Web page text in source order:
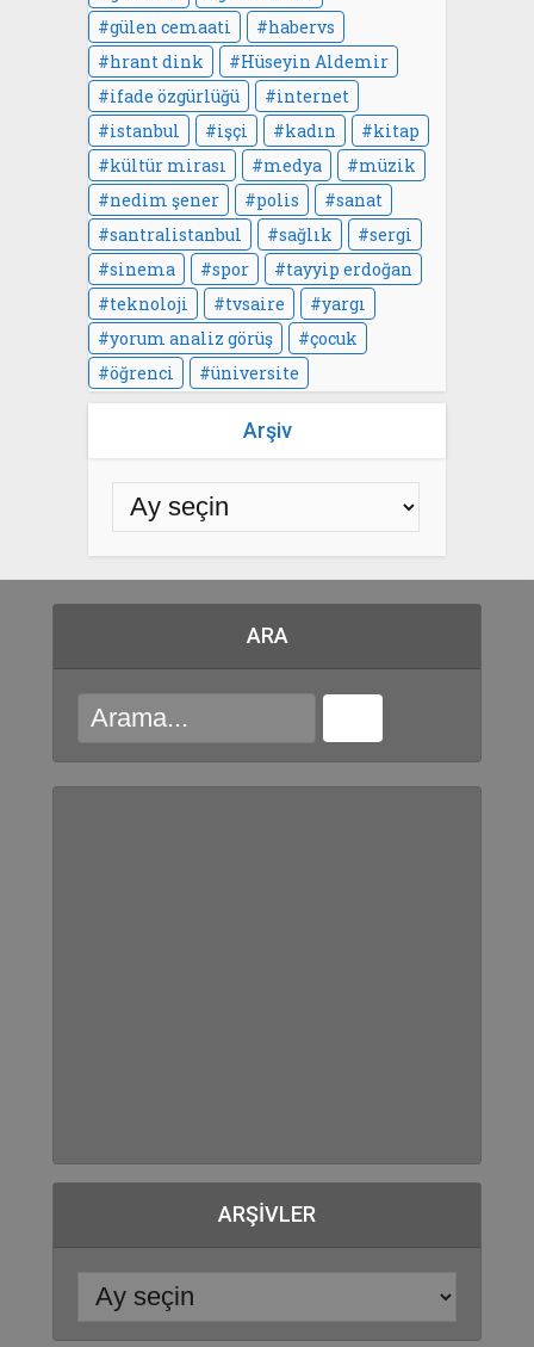
gülen cemaati
habervs
hrant dink
Hüseyin Aldemir
ifade özgürlüğü
internet
istanbul
işçi kadın
kitap
kültür mirası
medya
müzik
nedim şener
polis
sanat
santralistanbul
sağlık
sergi
sinema
spor
tayyip erdoğan
teknoloji
tvsaire
yargı
yorum analiz görüş
çocuk
öğrenci
üniversite
Arşiv
ARA
ARŞIVLER